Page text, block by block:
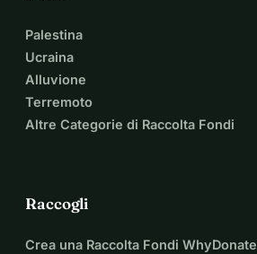
Palestina
Ucraina
Alluvione
Terremoto
Altre Categorie di Raccolta Fondi
Raccogli
Crea una Raccolta Fondi WhyDonate